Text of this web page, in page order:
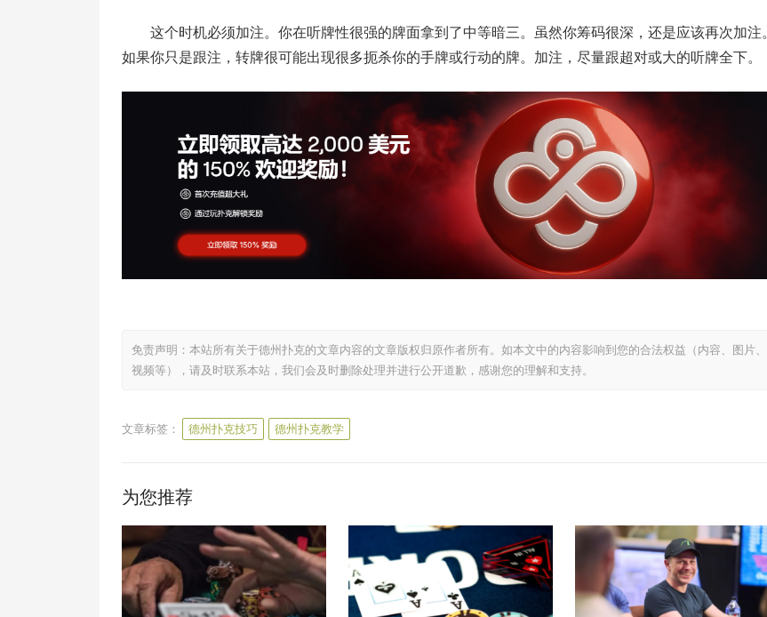
这个时机必须加注。你在听牌性很强的牌面拿到了中等暗三。虽然你筹码很深，还是应该再次加注。
如果你只是跟注，转牌很可能出现很多扼杀你的手牌或行动的牌。加注，尽量跟超对或大的听牌全下。
免责声明：本站所有关于德州扑克的文章内容的文章版权归原作者所有。如本文中的内容影响到您的合法权益（内容、图片、
视频等），请及时联系本站，我们会及时删除处理并进行公开道歉，感谢您的理解和支持。
文章标签： 德州扑克技巧 德州扑克教学
为您推荐